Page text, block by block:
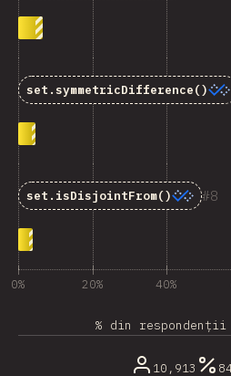
set.symmetricDifference()
8
set.isDisjointFrom()
0% 20% 40%
% din
10,913